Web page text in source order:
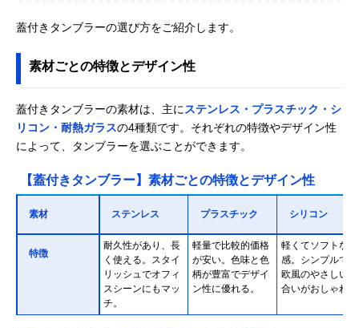
蓋付きタンブラーの選び方をご紹介します。
素材ごとの特徴とデザイン性
蓋付きタンブラーの素材は、主に ステンレス・プラスチック・シ
リコン・耐熱ガラスの4種類です。それぞれの特徴やデザイン性
によって、タンブラーを選ぶことができます。
【蓋付きタンブラー】素材ごとの特徴とデザイン性
素材 ステンレス プラスチック シリコン
特徴
耐久性があり、長
く使える。スタイ
リッシュでオフィ
スシーンにもマッ
チ。
軽量で比較的価格
が安い。色味と色
柄が豊富でデザイ
ン性に優れる。
軽くてソフトな質
感。シンプルで北
欧風のやさしい色
合いがおしゃれ。